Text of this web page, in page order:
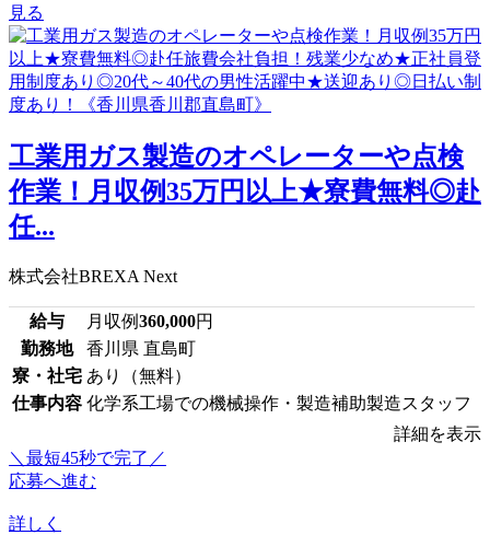
見る
工業用ガス製造のオペレーターや点検
作業！月収例35万円以上★寮費無料◎赴
任...
株式会社BREXA Next
給与 月収例360,000円
勤務地
香川県 直島町
寮・社宅 あり（無料）
仕事内容 化学系工場での機械操作・製造補助製造スタッフ
詳細を表示
＼最短45秒で完了／
応募へ進む
詳しく